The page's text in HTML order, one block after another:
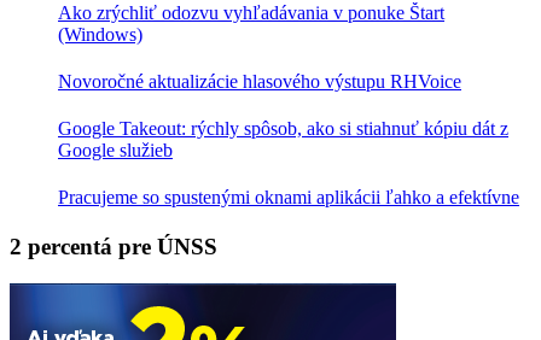
Ako zrýchliť odozvu vyhľadávania v ponuke Štart
(Windows)
Novoročné aktualizácie hlasového výstupu RHVoice
Google Takeout: rýchly spôsob, ako si stiahnuť kópiu dát z
Google služieb
Pracujeme so spustenými oknami aplikácii ľahko a efektívne
2 percentá pre ÚNSS